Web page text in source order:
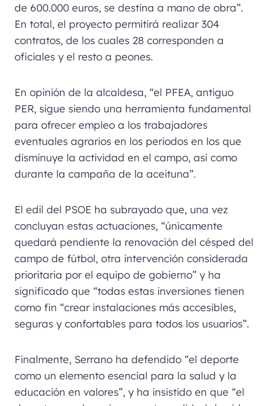
de 600.000 euros, se destina a mano de obra”.
En total, el proyecto permitirá realizar 304
contratos, de los cuales 28 corresponden a
oficiales y el resto a peones.
En opinión de la alcaldesa, “el PFEA, antiguo
PER, sigue siendo una herramienta fundamental
para ofrecer empleo a los trabajadores
eventuales agrarios en los periodos en los que
disminuye la actividad en el campo, así como
durante la campaña de la aceituna”.
El edil del PSOE ha subrayado que, una vez
concluyan estas actuaciones, “únicamente
quedará pendiente la renovación del césped del
campo de fútbol, otra intervención considerada
prioritaria por el equipo de gobierno” y ha
significado que “todas estas inversiones tienen
como fin “crear instalaciones más accesibles,
seguras y confortables para todos los usuarios”.
Finalmente, Serrano ha defendido “el deporte
como un elemento esencial para la salud y la
educación en valores”, y ha insistido en que “el